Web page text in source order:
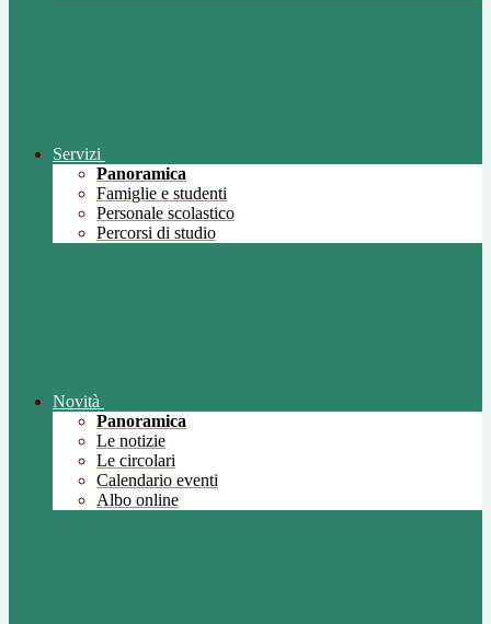
Servizi
Panoramica
Famiglie e studenti
Personale scolastico
Percorsi di studio
Novità
Panoramica
Le notizie
Le circolari
Calendario eventi
Albo online